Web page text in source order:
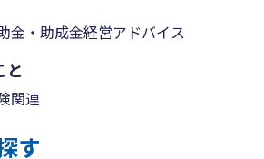
金・助成金経営アドバイス
と
関連
す